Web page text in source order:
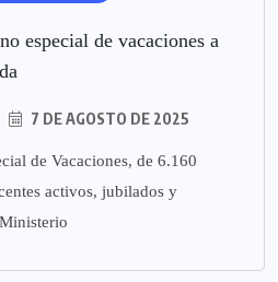
especial de vacaciones a
7 DE AGOSTO DE 2025
de Vacaciones, de 6.160
activos, jubilados y